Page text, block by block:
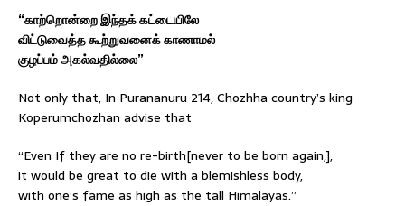
“காற்றொன்றை இந்தக் கட்டையிலே
விட்டுவைத்த கூற்றுவனைக் காணாமல்
குழப்பம் அகல்வதில்லை”
Not only that, In Purananuru 214, Chozhha country’s king
Koperumchozhan advise that
“Even If they are no re-birth[never to be born again,],
it would be great to die with a blemishless body,
with one’s fame as high as the tall Himalayas.”